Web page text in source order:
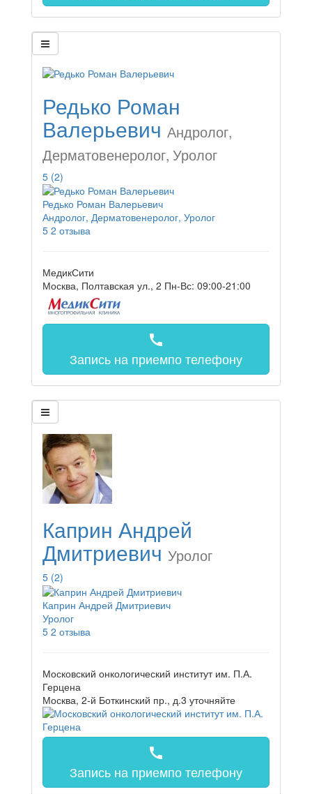
Редько Роман
Валерьевич Андролог,
Дерматовенеролог, Уролог
5 (2)
Редько Роман Валерьевич
Андролог, Дерматовенеролог, Уролог
5 2 отзыва
МедикСити
Москва, Полтавская ул., 2 Пн-Вс: 09:00-21:00
call
Запись на приемпо телефону
Каприн Андрей
Дмитриевич Уролог
5 (2)
Каприн Андрей Дмитриевич
Уролог
5 2 отзыва
Московский онкологический институт им. П.А.
Герцена
Москва, 2-й Боткинский пр., д.3 уточняйте
call
Запись на приемпо телефону